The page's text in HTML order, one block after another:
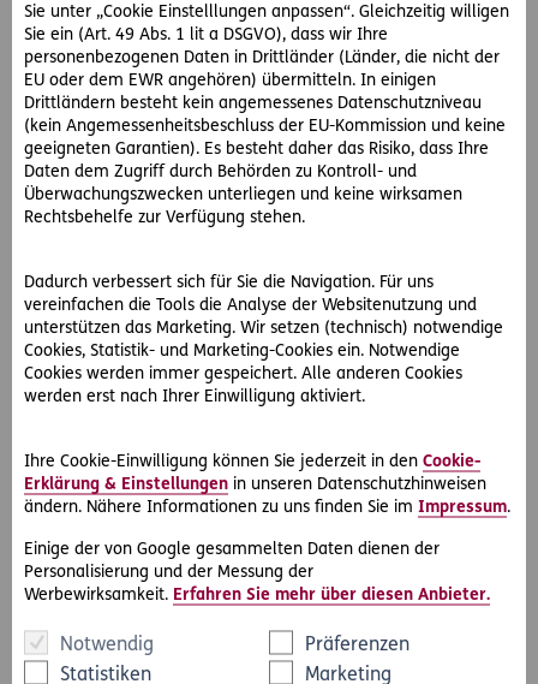
Sie unter „Cookie Einstelllungen anpassen“. Gleichzeitig willigen
Sie ein (Art. 49 Abs. 1 lit a DSGVO), dass wir Ihre
personenbezogenen Daten in Drittländer (Länder, die nicht der
EU oder dem EWR angehören) übermitteln. In einigen
Drittländern besteht kein angemessenes Datenschutzniveau
(kein Angemessenheitsbeschluss der EU-Kommission und keine
geeigneten Garantien). Es besteht daher das Risiko, dass Ihre
Daten dem Zugriff durch Behörden zu Kontroll- und
Überwachungszwecken unterliegen und keine wirksamen
Rechtsbehelfe zur Verfügung stehen.
Dadurch verbessert sich für Sie die Navigation. Für uns
vereinfachen die Tools die Analyse der Websitenutzung und
unterstützen das Marketing. Wir setzen (technisch) notwendige
Cookies, Statistik- und Marketing-Cookies ein. Notwendige
Cookies werden immer gespeichert. Alle anderen Cookies
werden erst nach Ihrer Einwilligung aktiviert.
Ihre Cookie-Einwilligung können Sie jederzeit in den Cookie-
Erklärung & Einstellungen in unseren Datenschutzhinweisen
ändern. Nähere Informationen zu uns finden Sie im Impressum.
Einige der von Google gesammelten Daten dienen der
Personalisierung und der Messung der
Werbewirksamkeit. Erfahren Sie mehr über diesen Anbieter.
Notwendig
Präferenzen
Statistiken
Marketing
#Rechtsfälle
Unterlassungsklage wegen Grillfeier! Was nun?
Wegen einer Grillfeier wird Frau R. von ihren Nachbarn
angezeigt. Erfahren Sie, wie spezialisierte Juristen die Klage
abwehren konnten.